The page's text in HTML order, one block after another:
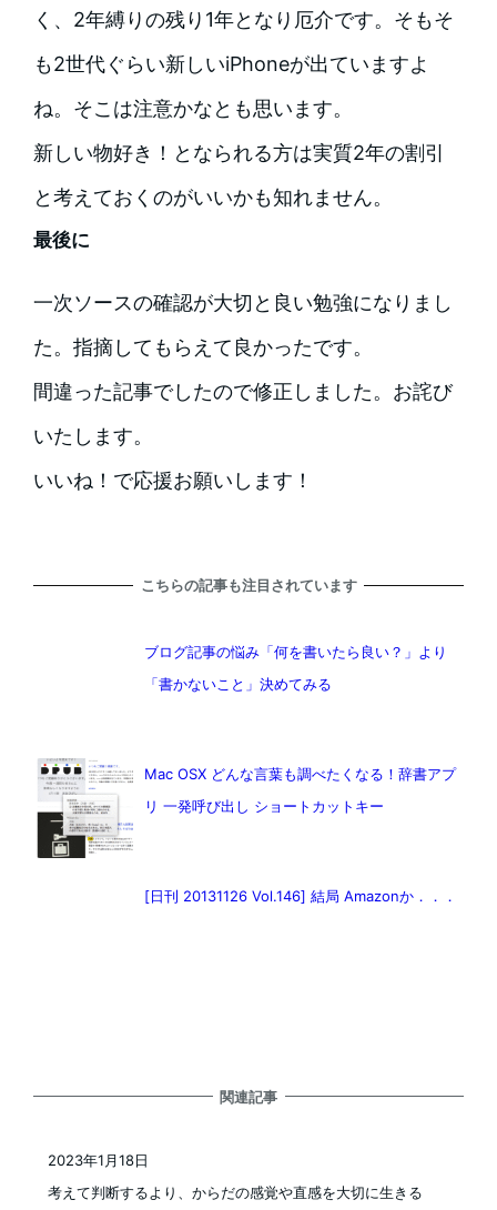
く、2年縛りの残り1年となり厄介です。そもそ
も2世代ぐらい新しいiPhoneが出ていますよ
ね。そこは注意かなとも思います。
新しい物好き！となられる方は実質2年の割引
と考えておくのがいいかも知れません。
最後に
一次ソースの確認が大切と良い勉強になりまし
た。指摘してもらえて良かったです。
間違った記事でしたので修正しました。お詫び
いたします。
いいね！ で応援お願いします！
こちらの記事も注目されています
ブログ記事の悩み「何を書いたら良い？」より
「書かないこと」決めてみる
Mac OSX どんな言葉も調べたくなる！辞書アプ
リ 一発呼び出し ショートカットキー
[日刊 20131126 Vol.146] 結局 Amazonか．．．
関連記事
考えて判断するより、からだの感覚や直感を大切に生きる
2023年1月18日